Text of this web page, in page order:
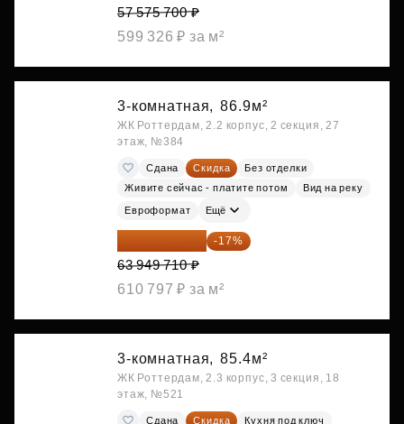
57 575 700 ₽
599 326 ₽ за м²
3-комнатная, 86.9м²
ЖК Роттердам, 2.2 корпус, 2 секция, 27
этаж, №384
Сдана Скидка
Без отделки
Живите сейчас - платите потом
Вид на реку
Евроформат Ещё
53 078 259 ₽ -17%
63 949 710 ₽
610 797 ₽ за м²
3-комнатная, 85.4м²
ЖК Роттердам, 2.3 корпус, 3 секция, 18
этаж, №521
Сдана Скидка
Кухня под ключ